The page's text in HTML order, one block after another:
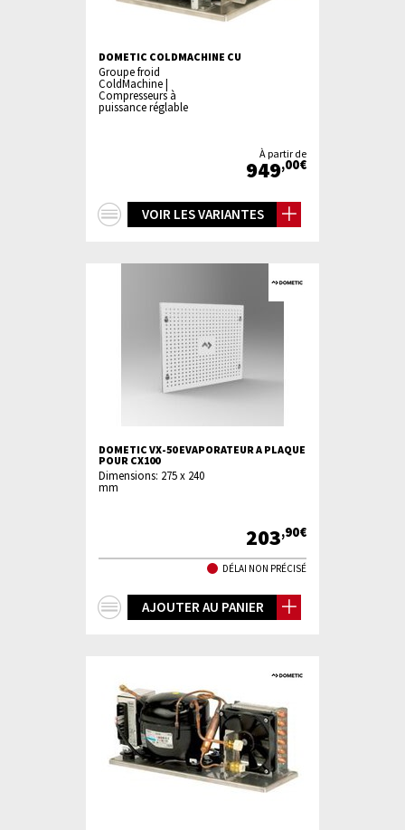
DOMETIC COLDMACHINE CU
Groupe froid
ColdMachine |
Compresseurs à
puissance réglable
À partir de
949,00€
VOIR LES VARIANTES
DOMETIC VX-50 EVAPORATEUR A PLAQUE
POUR CX100
Dimensions: 275 x 240
mm
203,90€
DÉLAI NON PRÉCISÉ
AJOUTER AU PANIER